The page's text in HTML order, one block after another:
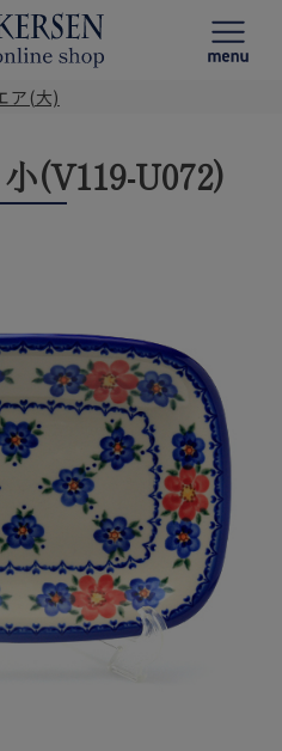
ア(大)
(V119-U072)